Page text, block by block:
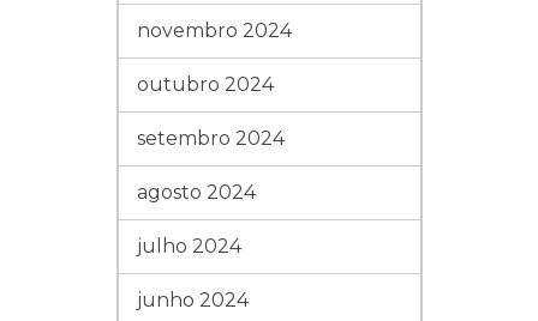
novembro 2024
outubro 2024
setembro 2024
agosto 2024
julho 2024
junho 2024